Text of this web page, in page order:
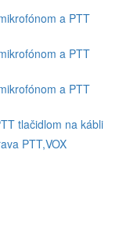
a PTT
a PTT
a PTT
tlačidlom na kábli
PTT,VOX